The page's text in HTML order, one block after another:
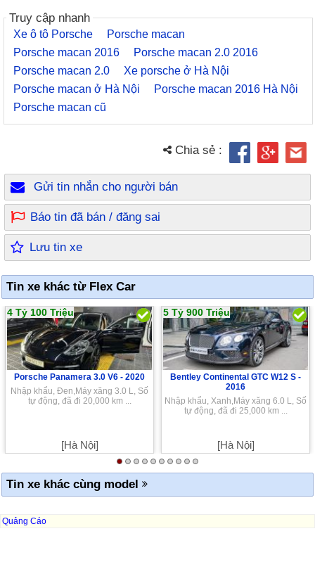
Truy cập nhanh
Xe ô tô Porsche
Porsche macan
Porsche macan 2016
Porsche macan 2.0 2016
Porsche macan 2.0
Xe porsche ở Hà Nội
Porsche macan ở Hà Nội
Porsche macan 2016 Hà Nội
Porsche macan cũ
Chia sẻ :
Gửi tin nhắn cho người bán
Báo tin đã bán / đăng sai
Lưu tin xe
Tin xe khác từ Flex Car
4 Tỷ 100 Triệu
Porsche Panamera 3.0 V6 - 2020
Nhập khẩu, Đen,Máy xăng 3.0 L, Số
tự động, đã đi 20,000 km ...
[Hà Nội]
5 Tỷ 900 Triệu
Bentley Continental GTC W12 S -
2016
Nhập khẩu, Xanh,Máy xăng 6.0 L, Số
tự động, đã đi 25,000 km ...
[Hà Nội]
Tin xe khác cùng model
Quảng Cáo